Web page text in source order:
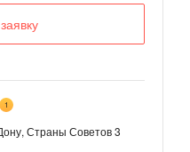
1
Страны Советов 3